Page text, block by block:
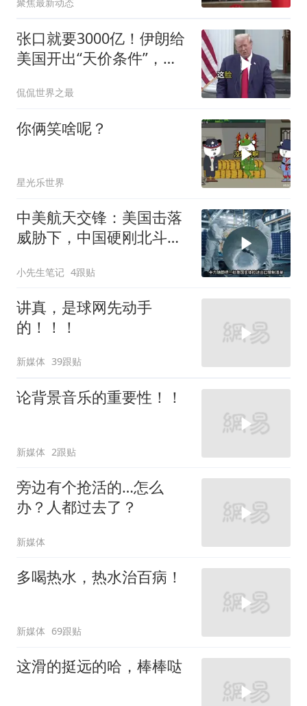
张口就要3000亿！伊朗给
美国开出“天价条件”，特
侃侃世界之最
你俩笑啥呢？
星光乐世界
中美航天交锋：美国击落
威胁下，中国硬刚北斗升
小先生笔记 4跟贴
讲真，是球网先动手
的！！！
新媒体 39跟贴
论背景音乐的重要性！！
新媒体 2跟贴
旁边有个抢活的…怎么
办？人都过去了？
新媒体
多喝热水，热水治百病！
新媒体 69跟贴
这滑的挺远的哈，棒棒哒